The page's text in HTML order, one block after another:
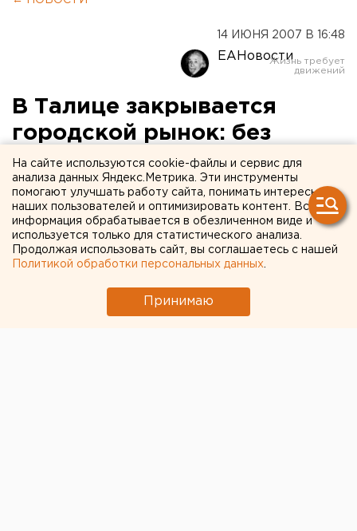
14 ИЮНЯ 2007 В 16:48
ЕАНовости
В Талице закрывается
городской рынок: без
работы останутся более
полусотни жителей города
Талица. «Несогласованные действия талицкой
администрации и предпринимателей грозят
оставить без работы более полусотни жителей
Талица. «Несогласованные действия талицкой
На сайте используются cookie-файлы и сервис для
анализа данных Яндекс.Метрика. Эти инструменты
помогают улучшать работу сайта, понимать интересы
наших пользователей и оптимизировать контент. Вся
информация обрабатывается в обезличенном виде и
используется только для статистического анализа.
Продолжая использовать сайт, вы соглашаетесь с нашей
Политикой обработки персональных данных
Принимаю